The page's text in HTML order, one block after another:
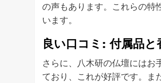
の声もあります。これらの特
います。
良い口コミ: 付属品
さらに、八木研の仏壇にはお
ており、これが好評です。ま